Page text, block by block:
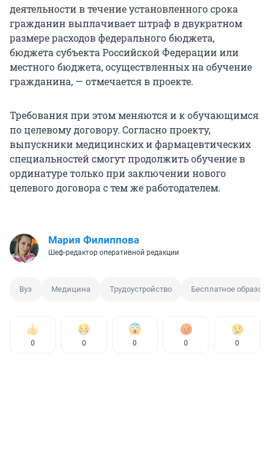
деятельности в течение установленного срока
гражданин выплачивает штраф в двукратном
размере расходов федерального бюджета,
бюджета субъекта Российской Федерации или
местного бюджета, осуществленных на обучение
гражданина, — отмечается в проекте.
Требования при этом меняются и к обучающимся
по целевому договору. Согласно проекту,
выпускники медицинских и фармацевтических
специальностей смогут продолжить обучение в
ординатуре только при заключении нового
целевого договора с тем же работодателем.
Мария Филиппова
Шеф-редактор оперативной редакции
Вуз Медицина Трудоустройство Бесплатное
0 0 0 0 0